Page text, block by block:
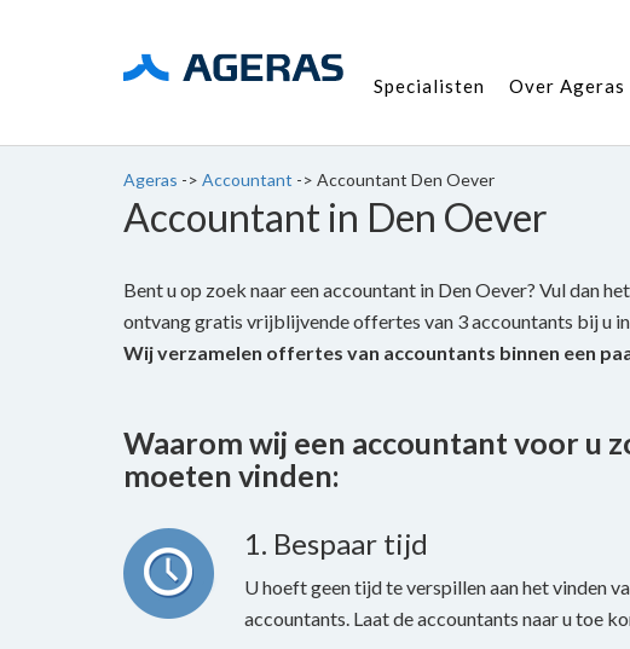
Specialisten Over Ageras
Ageras -> Accountant -> Accountant Den Oever
Accountant in Den Oever
Bent u op zoek naar een accountant in Den Oever? Vul dan
ontvang gratis vrijblijvende offertes van 3 accountants bij u
Wij verzamelen offertes van accountants binnen een
Waarom wij een accountant voor u
moeten vinden:
1. Bespaar tijd
U hoeft geen tijd te verspillen aan het vinden
accountants. Laat de accountants naar u toe